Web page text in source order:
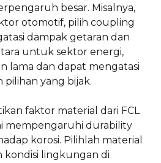
besar. Misalnya,
otomotif, pilih coupling
dampak getaran dan
untuk sektor energi,
lama dan dapat mengatasi
pilihan yang bijak.
faktor material dari FCL
mempengaruhi durability
korosi. Pilihlah material
kondisi lingkungan di